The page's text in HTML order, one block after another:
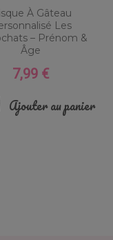
À Gâteau
Les
– Prénom &
Âge
Prix
7,99 €
Ajouter au panier